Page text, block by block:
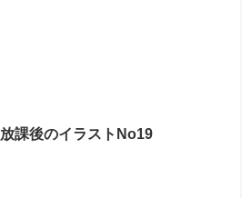
放課後のイラストNo19